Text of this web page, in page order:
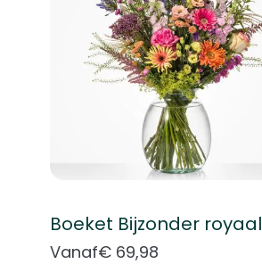
Boeket Bijzonder royaal
Vanaf€ 69,98